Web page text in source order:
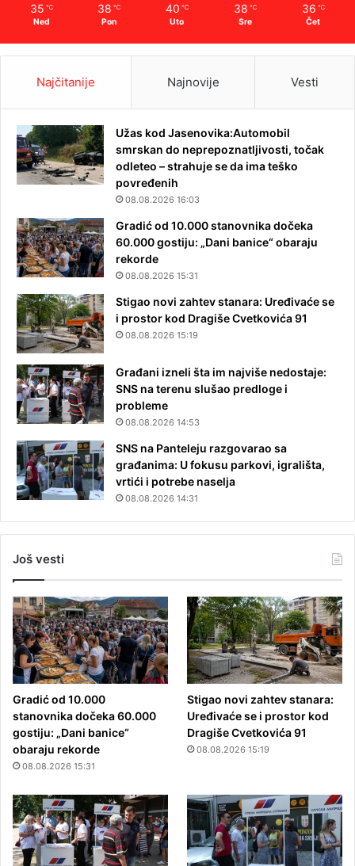
35 ℃
Ned
38 ℃
Pon
40 ℃
Uto
38 ℃
Sre
36 ℃
Čet
Najčitanije Najnovije Vesti
Užas kod Jasenovika:Automobil
smrskan do neprepoznatljivosti, točak
odleteo – strahuje se da ima teško
povređenih
08.08.2026 16:03
Gradić od 10.000 stanovnika dočeka
60.000 gostiju: „Dani banice“ obaraju
rekorde
08.08.2026 15:31
Stigao novi zahtev stanara: Uređivaće se
i prostor kod Dragiše Cvetkovića 91
08.08.2026 15:19
Građani izneli šta im najviše nedostaje:
SNS na terenu slušao predloge i
probleme
08.08.2026 14:53
SNS na Panteleju razgovarao sa
građanima: U fokusu parkovi, igrališta,
vrtići i potrebe naselja
08.08.2026 14:31
Još vesti
Gradić od 10.000
stanovnika dočeka 60.000
gostiju: „Dani banice“
obaraju rekorde
08.08.2026 15:31
Stigao novi zahtev stanara:
Uređivaće se i prostor kod
Dragiše Cvetkovića 91
08.08.2026 15:19